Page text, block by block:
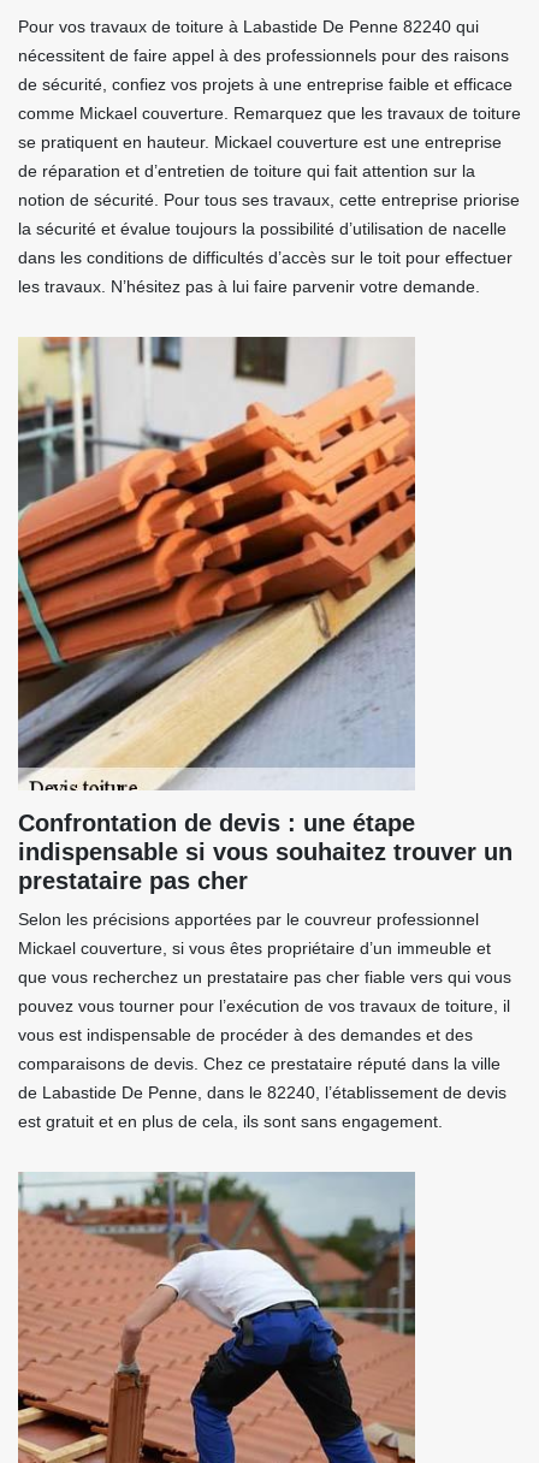
Pour vos travaux de toiture à Labastide De Penne 82240 qui
nécessitent de faire appel à des professionnels pour des raisons
de sécurité, confiez vos projets à une entreprise faible et efficace
comme Mickael couverture. Remarquez que les travaux de toiture
se pratiquent en hauteur. Mickael couverture est une entreprise
de réparation et d’entretien de toiture qui fait attention sur la
notion de sécurité. Pour tous ses travaux, cette entreprise priorise
la sécurité et évalue toujours la possibilité d’utilisation de nacelle
dans les conditions de difficultés d’accès sur le toit pour effectuer
les travaux. N’hésitez pas à lui faire parvenir votre demande.
Confrontation de devis : une étape
indispensable si vous souhaitez trouver un
prestataire pas cher
Selon les précisions apportées par le couvreur professionnel
Mickael couverture, si vous êtes propriétaire d’un immeuble et
que vous recherchez un prestataire pas cher fiable vers qui vous
pouvez vous tourner pour l’exécution de vos travaux de toiture, il
vous est indispensable de procéder à des demandes et des
comparaisons de devis. Chez ce prestataire réputé dans la ville
de Labastide De Penne, dans le 82240, l’établissement de devis
est gratuit et en plus de cela, ils sont sans engagement.